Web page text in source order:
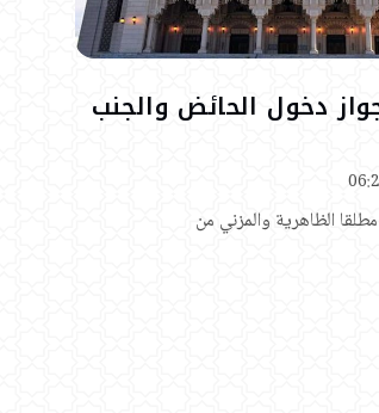
دخول الحائض والجنب
الظاهرية والمزني من